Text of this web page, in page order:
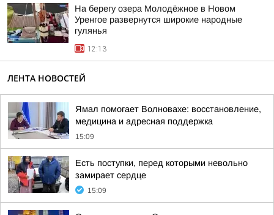
На берегу озера Молодёжное в Новом
Уренгое развернутся широкие народные
гулянья
12:13
ЛЕНТА НОВОСТЕЙ
Ямал помогает Волновахе: восстановление,
медицина и адресная поддержка
15:09
Есть поступки, перед которыми невольно
замирает сердце
15:09